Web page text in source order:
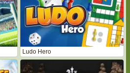
Ludo Hero